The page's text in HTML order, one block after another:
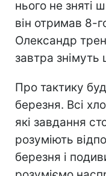
нього не зняті
він отримав 8-
Олександр
завтра знімуть
Про тактику
березня. Всі
які завдання
розуміють
березня і